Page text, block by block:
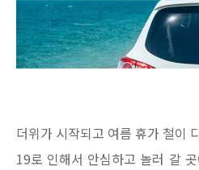
더위가 시작되고 여름 휴가 철이
19로 인해서 안심하고 놀러 갈